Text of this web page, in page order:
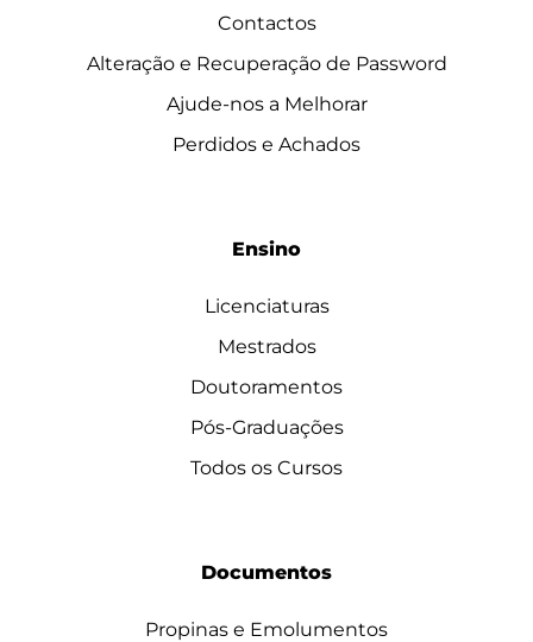
Contactos
Alteração e Recuperação de Password
Ajude-nos a Melhorar
Perdidos e Achados
Ensino
Licenciaturas
Mestrados
Doutoramentos
Pós-Graduações
Todos os Cursos
Documentos
Propinas e Emolumentos